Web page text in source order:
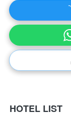
`
HOTEL LIST